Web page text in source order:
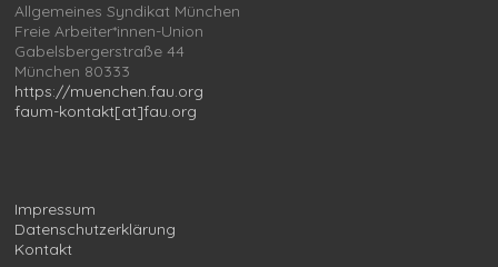
Allgemeines Syndikat München
Freie Arbeiter*innen-Union
Gabelsbergerstraße 44
München 80333
https://muenchen.fau.org
faum-kontakt[at]fau.org
Impressum
Datenschutzerklärung
Kontakt